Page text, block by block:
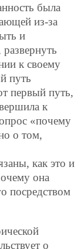
была
из-за
и
к своему
путь
первый путь,
к
«почему
о том,
как это и
она
посредством
о